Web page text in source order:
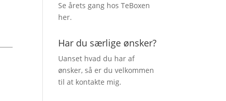
Se årets gang hos TeBoxen
her.
Har du særlige ønsker?
Uanset hvad du har af
ønsker, så er du velkommen
til at kontakte mig.